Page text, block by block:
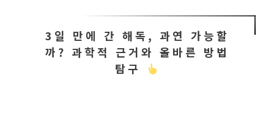
3일 만에 간 해독, 과연 가능할
까? 과학적 근거와 올바른 방법
탐구